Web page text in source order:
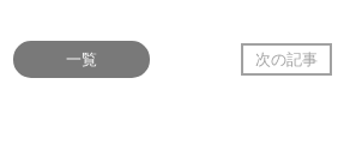
一覧 次の記事